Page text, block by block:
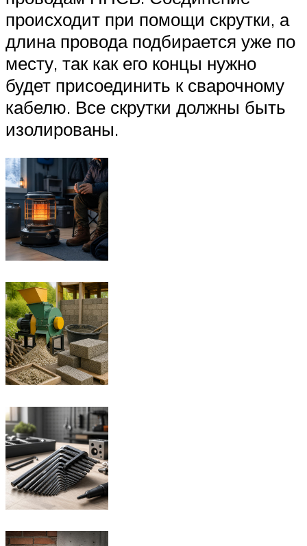
происходит при помощи скрутки, а
длина провода подбирается уже по
месту, так как его концы нужно
будет присоединить к сварочному
кабелю. Все скрутки должны быть
изолированы.